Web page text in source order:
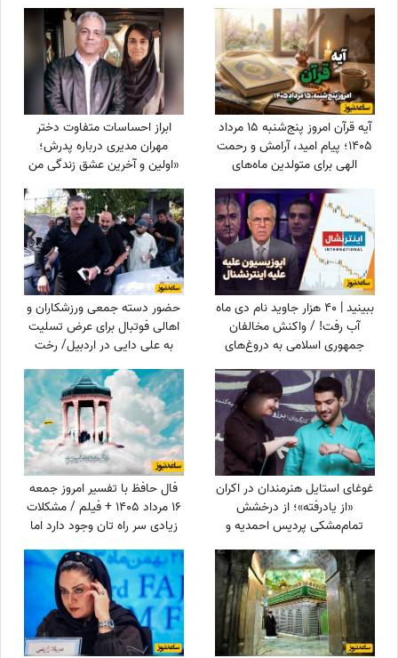
آیه قرآن امروز پنج‌شنبه 15 مرداد
1405؛ پیام امید، آرامش و رحمت
الهی برای متولدین ماه‌های
مختلف
ابراز احساسات متفاوت دختر
مهران مدیری درباره پدرش؛
«اولین و آخرین عشق زندگی من
بابامه» + ویدئو
ببینید | 40 هزار جاوید نام دی ماه
آب رفت! / واکنش مخالفان
جمهوری اسلامی به دروغ‌های
اینترنشنال درباره جان‌باخته‌های
دی‌ماه 140
حضور دسته جمعی ورزشکاران و
اهالی فوتبال برای عرض تسلیت
به علی دایی در اردبیل/ رخت
عزای شهریار فوتبال ایران در مقام
اقوام درجه یک+عکس
غوغای استایل هنرمندان در اکران
«از یادرفته»؛ از درخشش
تمام‌مشکی پردیس احمدیه و
آزیتا حاجیان تا تیپ اسپورت
سینا مهراد و مجید مظفری
فال حافظ با تفسیر امروز جمعه
16 مرداد 1405 + فیلم / مشکلات
زیادی سر راه تان وجود دارد اما
...